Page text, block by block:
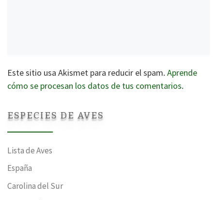
Este sitio usa Akismet para reducir el spam. Aprende
cómo se procesan los datos de tus comentarios.
ESPECIES DE AVES
Lista de Aves
España
Carolina del Sur